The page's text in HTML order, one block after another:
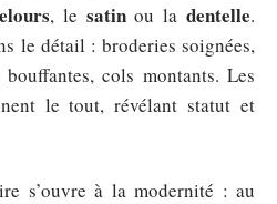
, le satinou ladentelle.
le détail : broderies soignées,
cols montants. Les
le tout, révélant statut et
s’ouvre à la modernité : au